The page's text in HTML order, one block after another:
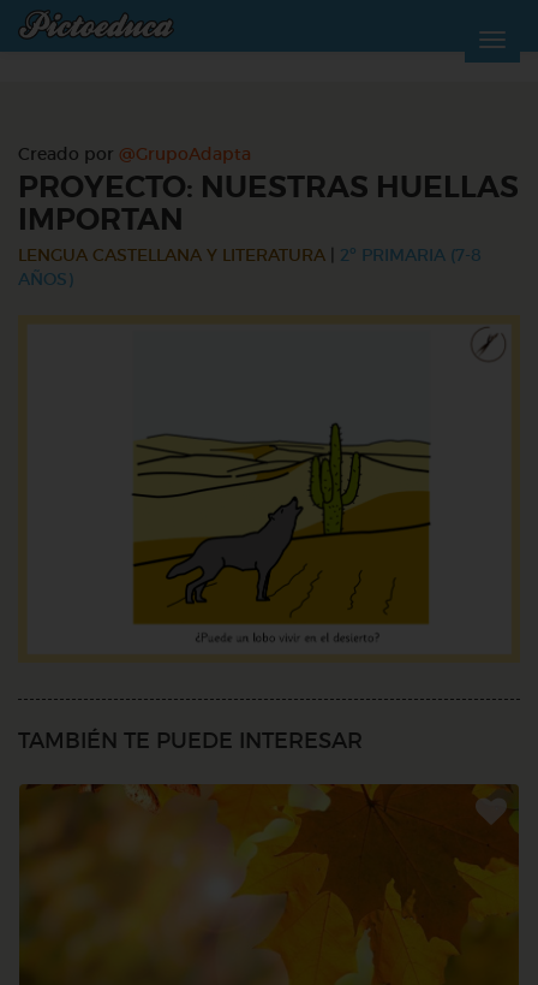
Creado por @GrupoAdapta
PROYECTO: NUESTRAS HUELLAS
IMPORTAN
LENGUA CASTELLANA Y LITERATURA
2º PRIMARIA (7-8
AÑOS)
TAMBIÉN TE PUEDE INTERESAR